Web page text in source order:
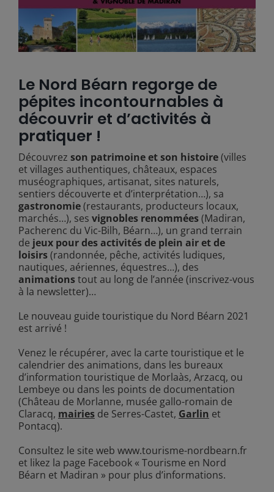
Le Nord Béarn regorge de
pépites incontournables à
découvrir et d’activités à
pratiquer !
Découvrez son patrimoine et son histoire(villes
et villages authentiques, châteaux, espaces
muséographiques, artisanat, sites naturels,
sentiers découverte et d’interprétation…), sa
gastronomie(restaurants, producteurs locaux,
marchés…), ses vignobles renommées(Madiran,
Pacherenc du Vic-Bilh, Béarn…), un grand terrain
de jeux pour des activités de plein air et de
loisirs(randonnée, pêche, activités ludiques,
nautiques, aériennes, équestres…), des
animationstout au long de l’année (inscrivez-vous
à la newsletter)…
Le nouveau guide touristique du Nord Béarn 2021
est arrivé !
Venez le récupérer, avec la carte touristique et le
calendrier des animations, dans les bureaux
d’information touristique de Morlaàs, Arzacq, ou
Lembeye ou dans les points de documentation
(Château de Morlanne, musée gallo-romain de
Claracq, mairiesde Serres-Castet, Garlin et
Pontacq).
Consultez le site web www.tourisme-nordbearn.fr
et likez la page Facebook « Tourisme en Nord
Béarn et Madiran » pour plus d’informations.